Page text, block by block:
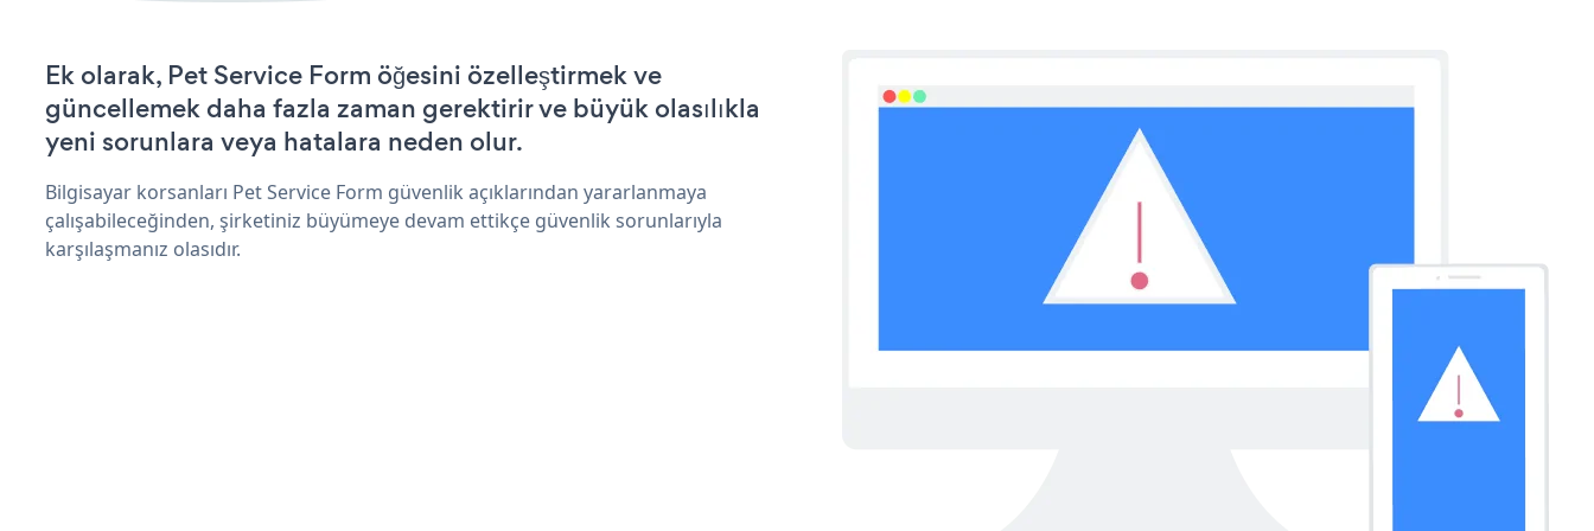
Ek olarak, Pet Service Form öğesini özelleştirmek ve
güncellemek daha fazla zaman gerektirir ve büyük olasılıkla
yeni sorunlara veya hatalara neden olur.
Bilgisayar korsanları Pet Service Form güvenlik açıklarından yararlanmaya
çalışabileceğinden, şirketiniz büyümeye devam ettikçe güvenlik sorunlarıyla
karşılaşmanız olasıdır.